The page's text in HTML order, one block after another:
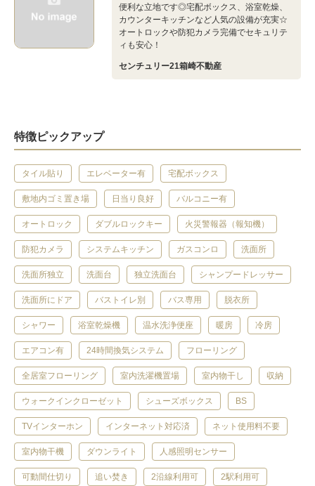
便利な立地です◎宅配ボックス、浴室乾燥、
カウンターキッチンなど人気の設備が充実☆
オートロックや防犯カメラ完備でセキュリテ
ィも安心！
センチュリー21箱崎不動産
特徴ピックアップ
タイル貼り エレベーター有 宅配ボックス
敷地内ゴミ置き場 日当り良好 バルコニー有
オートロック ダブルロックキー 火災警報器（報知機）
防犯カメラ システムキッチン ガスコンロ 洗面所
洗面所独立 洗面台 独立洗面台 シャンプードレッサー
洗面所にドア バストイレ別 バス専用 脱衣所
シャワー 浴室乾燥機 温水洗浄便座 暖房 冷房
エアコン有 24時間換気システム フローリング
全居室フローリング 室内洗濯機置場 室内物干し 収納
ウォークインクローゼット シューズボックス BS
TVインターホン インターネット対応済 ネット使用料不要
室内物干機 ダウンライト 人感照明センサー
可動間仕切り 追い焚き 2沿線利用可 2駅利用可